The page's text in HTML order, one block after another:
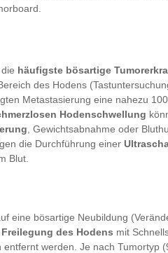
häufigste bösartige
des Hodens
Metastasierung eine nahezu
Hodenschwellung
, Gewichtsabnahme oder
die Durchführung einer
Blut.
eine bösartige Neubildung
des Hodens mit
werden. Je nach Tumortyp